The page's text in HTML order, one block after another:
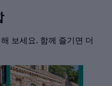
보세요. 함께 즐기면 더